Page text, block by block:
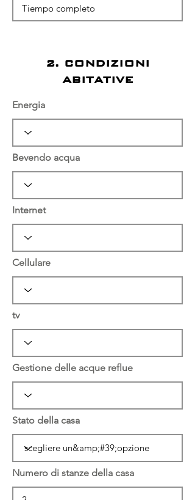
2. CONDIZIONI
ABITATIVE
Energia
Bevendo acqua
Internet
Cellulare
tv
Gestione delle acque reflue
Stato della casa
Numero di stanze della casa